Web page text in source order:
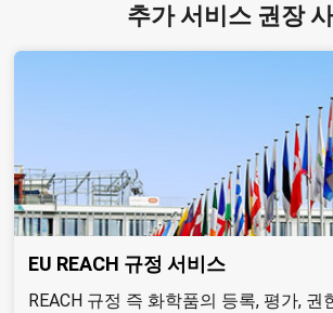
추가 서비스 권장
EU REACH 규정 서비스
REACH 규정 즉 화학품의 등록, 평가, 권